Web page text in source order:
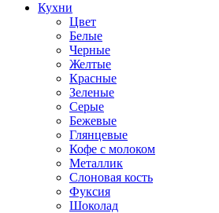
Кухни
Цвет
Белые
Черные
Желтые
Красные
Зеленые
Серые
Бежевые
Глянцевые
Кофе с молоком
Металлик
Слоновая кость
Фуксия
Шоколад